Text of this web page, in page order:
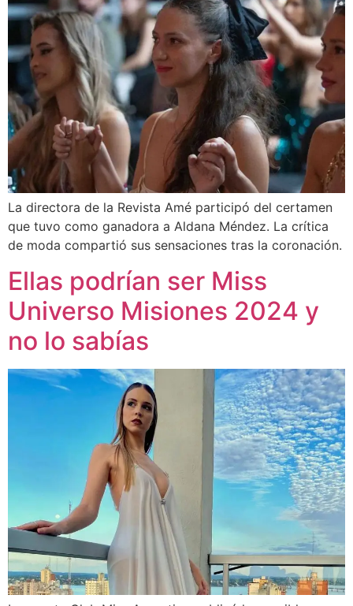
La directora de la Revista Amé participó del certamen
que tuvo como ganadora a Aldana Méndez. La crítica
de moda compartió sus sensaciones tras la coronación.
Ellas podrían ser Miss
Universo Misiones 2024 y
no lo sabías